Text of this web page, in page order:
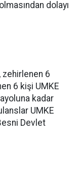
dolayı
zehirlenen 6
6 kişi UMKE
kadar
UMKE
Devlet